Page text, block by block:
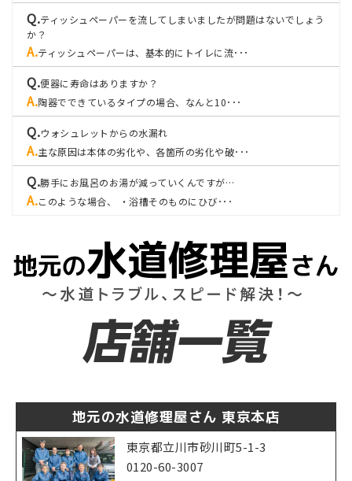
ティッシュペーパーを流してしまいましたが問題はないでしょう
か？
ティッシュペーパーは、基本的にトイレに流･･･
便器に寿命はありますか？
陶器でできているタイプの場合、なんと10･･･
ウォシュレットからの水漏れ
主な原因は本体の劣化や、各箇所の劣化や破･･･
勝手にお風呂のお湯が減っていくんですが…
このような場合、 ・浴槽そのものにひび･･･
地元の水道修理屋さん 東京本店
東京都立川市砂川町5-1-3
0120-60-3007